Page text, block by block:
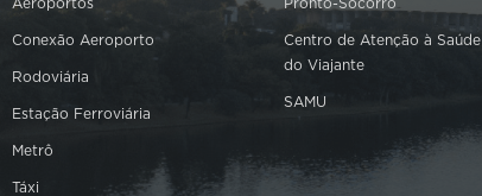
Aeroportos
Conexão Aeroporto
Rodoviária
Estação Ferroviária
Metrô
Táxi
Pronto-Socorro
Centro de Atenção à Saúde
do Viajante
SAMU